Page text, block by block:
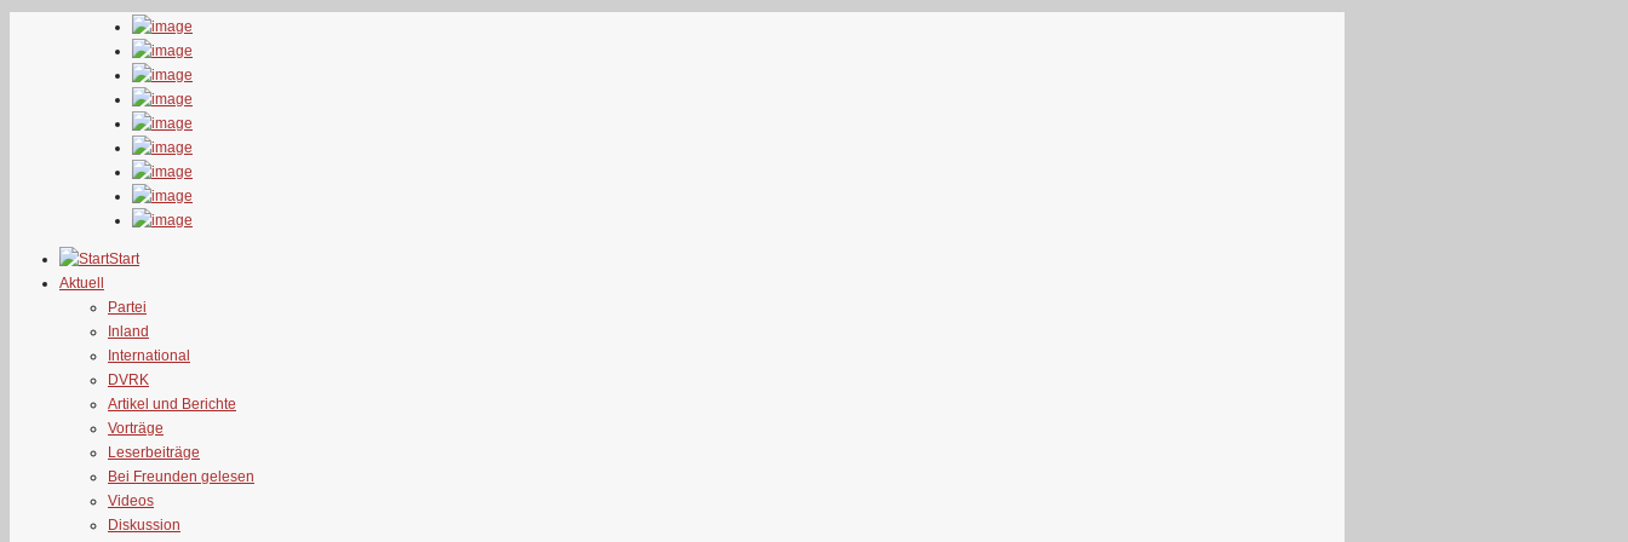
Start
Aktuell
Partei
Inland
International
DVRK
Artikel und Berichte
Vorträge
Leserbeiträge
Bei Freunden gelesen
Videos
Diskussion